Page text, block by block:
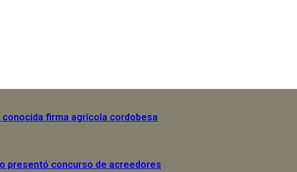
firma agrícola cordobesa
presentó concurso de acreedores